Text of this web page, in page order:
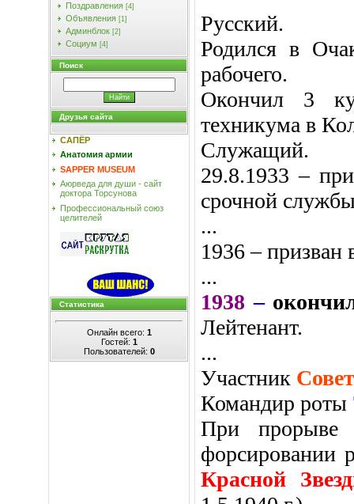
Поздравления [4]
Объявления [1]
Админблок [2]
Социум [4]
Поиск
Друзья сайта
САПЁР
Анатомия армии
SAPPER MUSEUM
Аюрведа для души - сайт
доктора Торсунова
Профессиональный союз
целителей
Статистика
Онлайн всего: 1
Гостей: 1
Пользователей: 0
Русский.
Родился в
рабочего.
Окончил 3
техникума в
Служащий.
29.8.1933 –
срочной
...
1936 –
...
1938 –
Лейтенант.
...
Участник
Командир роты
При прорыве
форсировании
Красной